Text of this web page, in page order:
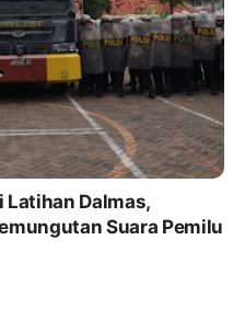
Latihan Dalmas,
Suara Pemilu